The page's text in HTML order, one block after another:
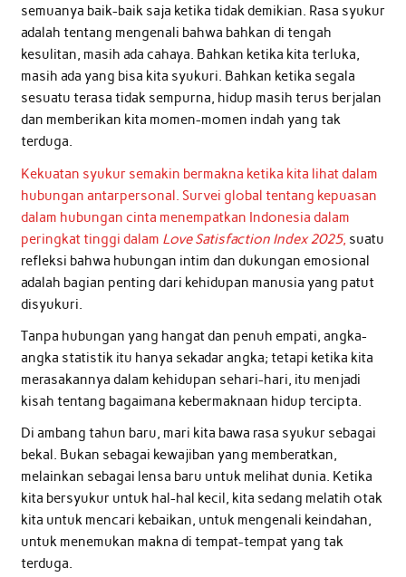
semuanya baik-baik saja ketika tidak demikian. Rasa syukur
adalah tentang mengenali bahwa bahkan di tengah
kesulitan, masih ada cahaya. Bahkan ketika kita terluka,
masih ada yang bisa kita syukuri. Bahkan ketika segala
sesuatu terasa tidak sempurna, hidup masih terus berjalan
dan memberikan kita momen-momen indah yang tak
terduga.
Kekuatan syukur semakin bermakna ketika kita lihat dalam
hubungan antarpersonal. Survei global tentang kepuasan
dalam hubungan cinta menempatkan Indonesia dalam
peringkat tinggi dalam Love Satisfaction Index 2025, suatu
refleksi bahwa hubungan intim dan dukungan emosional
adalah bagian penting dari kehidupan manusia yang patut
disyukuri.
Tanpa hubungan yang hangat dan penuh empati, angka-
angka statistik itu hanya sekadar angka; tetapi ketika kita
merasakannya dalam kehidupan sehari-hari, itu menjadi
kisah tentang bagaimana kebermaknaan hidup tercipta.
Di ambang tahun baru, mari kita bawa rasa syukur sebagai
bekal. Bukan sebagai kewajiban yang memberatkan,
melainkan sebagai lensa baru untuk melihat dunia. Ketika
kita bersyukur untuk hal-hal kecil, kita sedang melatih otak
kita untuk mencari kebaikan, untuk mengenali keindahan,
untuk menemukan makna di tempat-tempat yang tak
terduga.